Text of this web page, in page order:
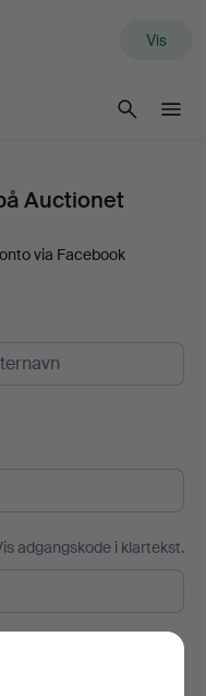
Vis
Auctionet
via Facebook
adgangskode i klartekst.
udvalgte genstande og